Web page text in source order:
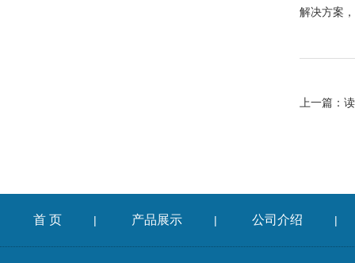
解决方案
上一篇： 读
首 页 | 产品展示 | 公司介绍 |